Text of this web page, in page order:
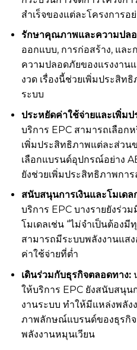
สำเร็จของแต่ละโครงการ
รักษาคุณภาพและความปล
ออกแบบ, การก่อสร้าง, แล
ความปลอดภัยของแรงงาน
งวด เรื่องนี้ช่วยเพิ่มประสิท
ระบบ
ประหยัดค่าใช้จ่ายและเพิ่ม
บริการ EPC สามารถเลือก
เพิ่มประสิทธิภาพแต่ละส่วน
เลือกแบรนด์อุปกรณ์อย่าง
ยังช่วยเพิ่มประสิทธิภาพกา
สนับสนุนการเงินและโมเด
บริการ EPC บางรายยังร่ว
โมเดลเช่น “ไม่จำเป็นต้อง
สามารถมีระบบพลังงานแส
ค่าใช้จ่ายที่ต่ำ
เดินร่วมกับธุรกิจตลอดทาง:
ให้บริการ EPC ยังสนับสนุน
งานระบบ ทำให้มีแหล่งพลั
ภาพลักษณ์แบรนด์ของธุรกิจ
พลังงานหมุนเวียน